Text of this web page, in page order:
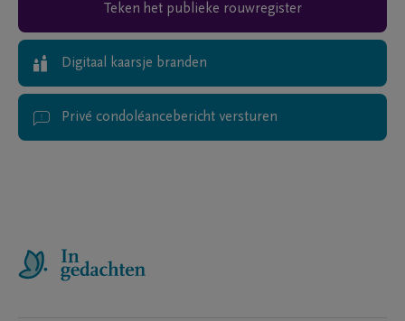
Teken het publieke rouwregister
Digitaal kaarsje branden
Privé condoléancebericht versturen